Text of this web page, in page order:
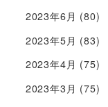
2023年6月 (80)
2023年5月 (83)
2023年4月 (75)
2023年3月 (75)